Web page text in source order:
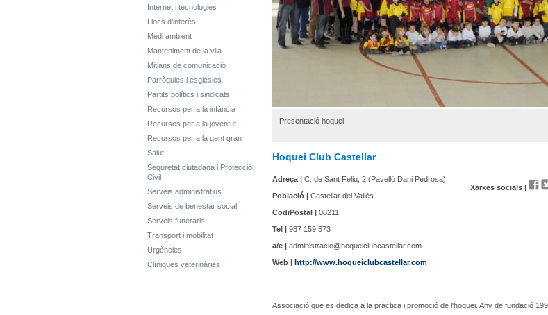
Internet i tecnologies
Llocs d'interès
Medi ambient
Manteniment de la vila
Mitjans de comunicació
Parròquies i esglésies
Partits polítics i sindicats
Recursos per a la infància
Recursos per a la joventut
Recursos per a la gent gran
Salut
Seguretat ciutadana i Protecció
Civil
Serveis administratius
Serveis de benestar social
Serveis funeraris
Transport i mobilitat
Urgències
Clíniques veterinàries
Presentació hoquei
Hoquei Club Castellar
Adreça | C. de Sant Feliu, 2 (Pavelló Dani Pedrosa)
Població | Castellar del Vallès
CodiPostal | 08211
Tel | 937 159 573
a/e | administracio@hoqueiclubcastellar.com
Web | http://www.hoqueiclubcastellar.com
Xarxes socials |
Associació que es dedica a la pràctica i promoció de l'hoquei. Any de fundació